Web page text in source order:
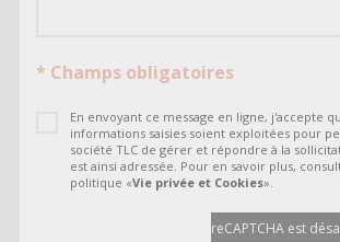
* Champs obligatoires
En envoyant ce message en ligne, j'accepte
informations saisies soient exploitées pour
société TLC de gérer et répondre à la
est ainsi adressée. Pour en savoir plus,
politique «Vie privée et Cookies».
reCAPTCHA est